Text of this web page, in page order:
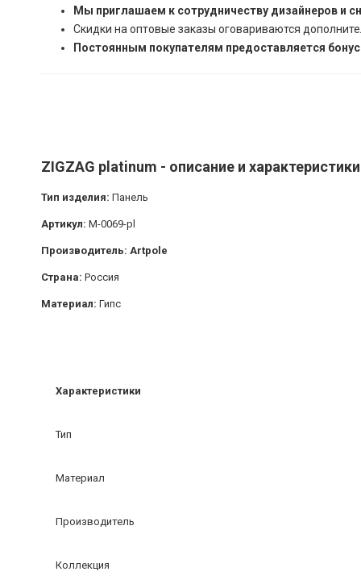
Мы приглашаем к сотрудничеству дизайнеров и
Скидки на оптовые заказы оговариваются
Постоянным покупателям предоставляется
ZIGZAG platinum - описание и характеристики
Тип изделия: Панель
Артикул: М-0069-pl
Производитель: Artpole
Страна: Россия
Материал: Гипс
Характеристики
Тип
Материал
Производитель
Коллекция